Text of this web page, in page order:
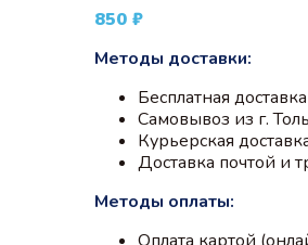
850 ₽
Методы доставки:
Бесплатная
Самовывоз из г.
Курьерская
Доставка почтой и
Методы оплаты: